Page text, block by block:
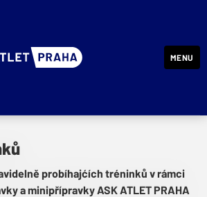
PRAHA - atletika pro děti a mládež
MENU
probíhajćích tréninků v rámci
a minipřípravky ASK ATLET PRAHA